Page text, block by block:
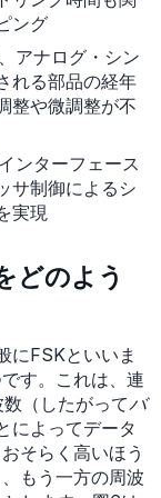
ング
アナログ・シン
れる部品の経年
整や微調整が不
ンターフェース
サ制御によるシ
実現
どのよう
にFSKといいま
す。これは、連
（したがってバ
によってデータ
そらく高いほう
もう一方の周波